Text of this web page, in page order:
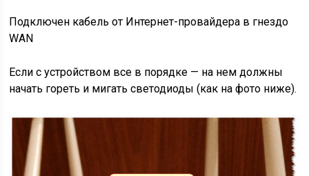
Подключен кабель от Интернет-провайдера в гнездо
WAN
Если с устройством все в порядке — на нем должны
начать гореть и мигать светодиоды (как на фото ниже).